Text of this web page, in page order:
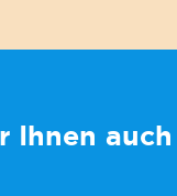
Ihnen auch